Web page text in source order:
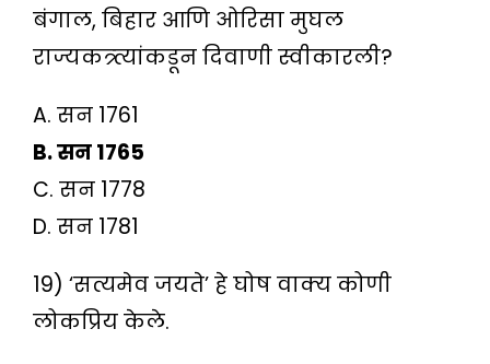
बंगाल, बिहार आणि ओरिसा मुघल
राज्यकत्र्त्यांकडून दिवाणी स्वीकारली?
A. सन 1761
B. सन 1765
C. सन 1778
D. सन 1781
19) ‘सत्यमेव जयते’ हे घोष वाक्य कोणी
लोकप्रिय केले.